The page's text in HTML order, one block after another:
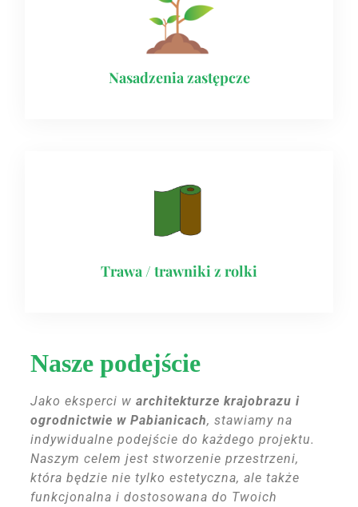
Nasadzenia zastępcze
Trawa / trawniki z rolki
Nasze podejście
Jako eksperci warchitekturze krajobrazu i
ogrodnictwie w Pabianicach, stawiamy na
indywidualne podejście do każdego projektu.
Naszym celem jest stworzenie przestrzeni,
która będzie nie tylko estetyczna, ale także
funkcjonalna i dostosowana do Twoich